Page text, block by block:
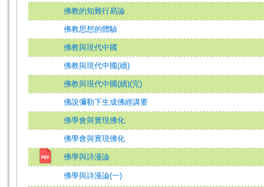
佛教的知難行易論
佛教思想的體驗
佛教與現代中國
佛教與現代中國(續)
佛教與現代中國(續)(完)
佛說彌勒下生成佛經講要
佛學會與實現佛化
佛學會與實現佛化
佛學與詩漫論
佛學與詩漫論(一)